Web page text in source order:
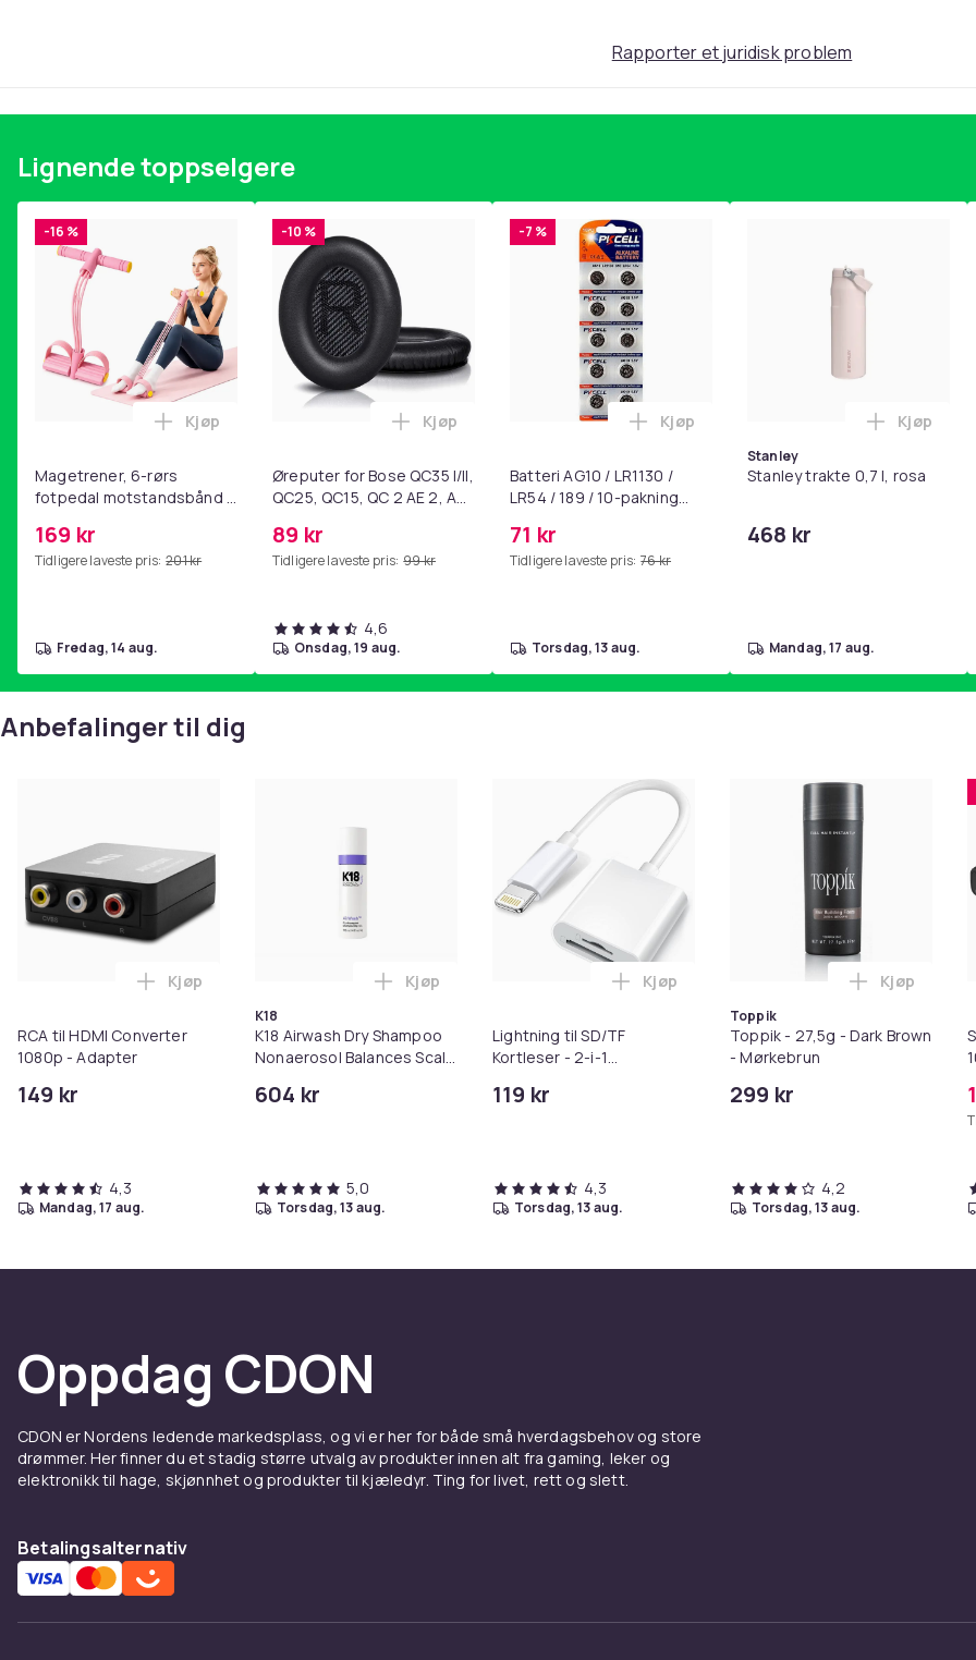
Rapporter et juridisk problem
Lignende toppselgere
-16 %
Magetrener, 6-rørs
fotpedal motstandsbånd -
yoga og
hjemmegymnastikk Pink
169 kr
Tidligere laveste pris: 201 kr
Legg Magetrener, 6-rørs fotpedal motstandsbånd - mage- og kjernetrening, yoga og
Kjøp
fredag, 14 aug.
-10 %
Øreputer for Bose QC35 I/II,
QC25, QC15, QC 2 AE 2, AE
SoundLink Black
89 kr
Tidligere laveste pris: 99 kr
Legg Øreputer for Bose QC35 I/II, QC25, QC15, QC 2 AE 2, AE 2i, AE 2w,
Kjøp
4,6
onsdag, 19 aug.
-7 %
Batteri AG10 / LR1130 /
LR54 / 189 / 10-pakning
71 kr
Tidligere laveste pris: 76 kr
Legg Batteri AG10 / LR1130 / LR54 / 189
Kjøp
torsdag, 13 aug.
Stanley
Stanley trakte 0,7 l, rosa
468 kr
Legg
Kjøp
mandag, 17 aug.
Anbefalinger til dig
RCA til HDMI Converter
1080p - Adapter
149 kr
Legg RCA til HDMI Converter 1080p - Adapter i handlekurven
Kjøp
4,3
mandag, 17 aug.
K18
K18 Airwash Dry Shampoo
Nonaerosol Balances Scalp
604 kr
Legg K18 Airwash Dry Shampoo Nonaerosol Balances Scalp & Controls
Kjøp
5,0
torsdag, 13 aug.
Lightning til SD/TF
Kortleser - 2-i-1
iPhone/iPad
119 kr
Legg Lightning til SD/TF Kortleser - 2-i-1
Kjøp
4,3
torsdag, 13 aug.
Toppik
Toppik - 27,5g - Dark Brown
- Mørkebrun
299 kr
Legg
Kjøp
4,2
torsdag, 13 aug.
Oppdag CDON
CDON er Nordens ledende markedsplass, og vi er her for både små hverdagsbehov og store
drømmer. Her finner du et stadig større utvalg av produkter innen alt fra gaming, leker og
elektronikk til hage, skjønnhet og produkter til kjæledyr. Ting for livet, rett og slett.
Betalingsalternativ